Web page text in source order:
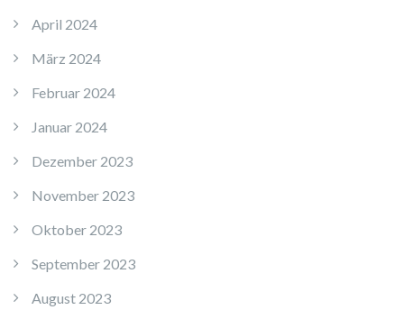
April 2024
März 2024
Februar 2024
Januar 2024
Dezember 2023
November 2023
Oktober 2023
September 2023
August 2023